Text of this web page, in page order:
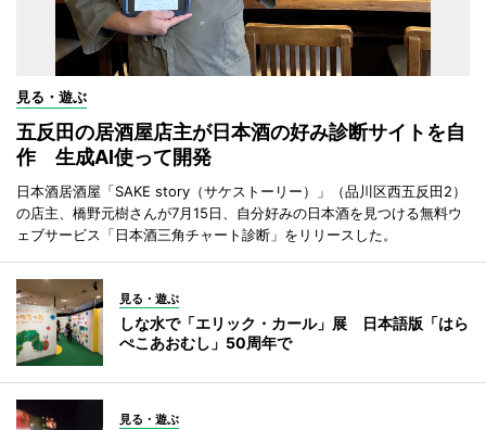
見る・遊ぶ
五反田の居酒屋店主が日本酒の好み診断サイトを自
作 生成AI使って開発
日本酒居酒屋「SAKE story（サケストーリー）」（品川区西五反田2）
の店主、橋野元樹さんが7月15日、自分好みの日本酒を見つける無料ウ
ェブサービス「日本酒三角チャート診断」をリリースした。
見る・遊ぶ
しな水で「エリック・カール」展 日本語版「はら
ぺこあおむし」50周年で
見る・遊ぶ